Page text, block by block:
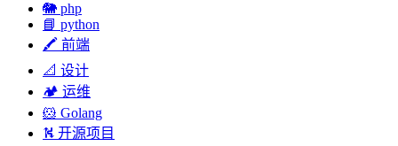
🐘 php
📘 python
🖍 前端
📐 设计
🏕︎ 运维
🐹 Golang
⛕ 开源项目